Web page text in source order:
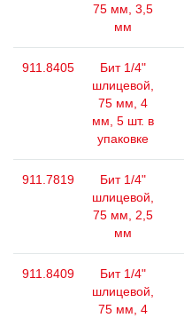
75 мм, 3,5
мм
911.8405
Бит 1/4"
шлицевой,
75 мм, 4
мм, 5 шт. в
упаковке
911.7819
Бит 1/4"
шлицевой,
75 мм, 2,5
мм
911.8409
Бит 1/4"
шлицевой,
75 мм, 4